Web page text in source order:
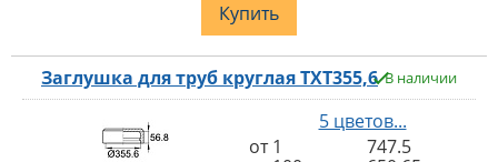
Купить
Заглушка для труб круглая TXT355,6 В наличии
5 цветов...
от 1
747.5